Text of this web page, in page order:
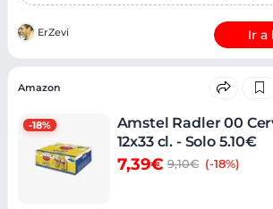
ErZevi Ir a
-18%
Amazon
Amstel Radler 00
12x33 cl. - Solo 5.10€
7,39€ 9,10€ (-18%)